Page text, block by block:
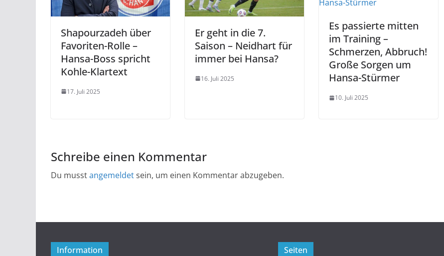
Shapourzadeh über
Favoriten-Rolle –
Hansa-Boss spricht
Kohle-Klartext
17. Juli 2025
Er geht in die 7.
Saison – Neidhart für
immer bei Hansa?
16. Juli 2025
Es passierte mitten
im Training –
Schmerzen, Abbruch!
Große Sorgen um
Hansa-Stürmer
10. Juli 2025
Schreibe einen Kommentar
Du musstangemeldetsein, um einen Kommentar abzugeben.
Information Seiten